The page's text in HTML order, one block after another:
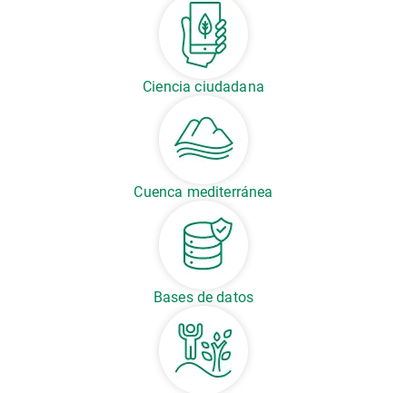
Ciencia ciudadana
Cuenca mediterránea
Bases de datos